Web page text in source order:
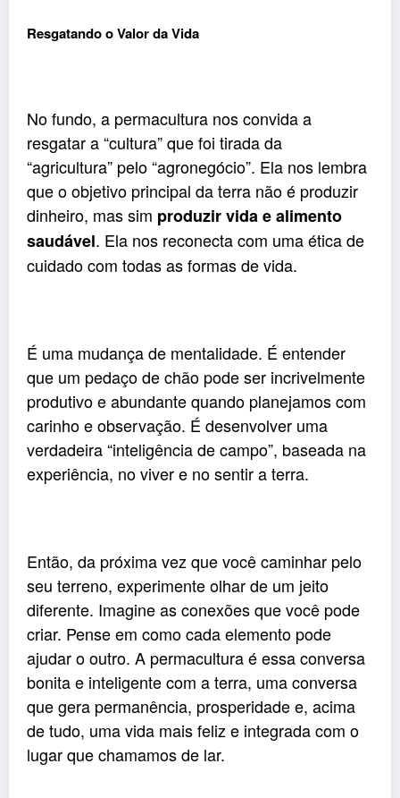
Resgatando o Valor da Vida
No fundo, a permacultura nos convida a
resgatar a “cultura” que foi tirada da
“agricultura” pelo “agronegócio”. Ela nos lembra
que o objetivo principal da terra não é produzir
dinheiro, mas sim produzir vida e alimento
saudável. Ela nos reconecta com uma ética de
cuidado com todas as formas de vida.
É uma mudança de mentalidade. É entender
que um pedaço de chão pode ser incrivelmente
produtivo e abundante quando planejamos com
carinho e observação. É desenvolver uma
verdadeira “inteligência de campo”, baseada na
experiência, no viver e no sentir a terra.
Então, da próxima vez que você caminhar pelo
seu terreno, experimente olhar de um jeito
diferente. Imagine as conexões que você pode
criar. Pense em como cada elemento pode
ajudar o outro. A permacultura é essa conversa
bonita e inteligente com a terra, uma conversa
que gera permanência, prosperidade e, acima
de tudo, uma vida mais feliz e integrada com o
lugar que chamamos de lar.